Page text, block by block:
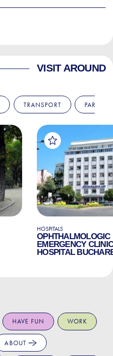
VISIT AROUND
TRANSPORT PARKS
HOSPITALS
OPHTHALMOLOGIC
EMERGENCY
HOSPITAL
HAVE FUN WORK
ABOUT